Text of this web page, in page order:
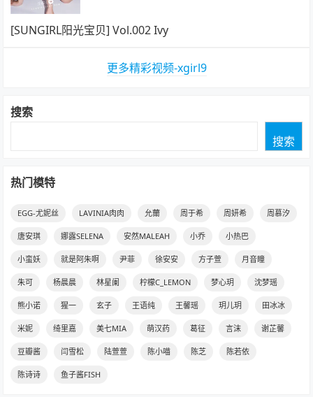
[SUNGIRL阳光宝贝] Vol.002 Ivy
更多精彩视频-xgirl9
搜索
搜索
热门模特
EGG-尤妮丝 LAVINIA肉肉 允薾 周于希 周妍希 周慕汐
唐安琪 娜露SELENA 安然MALEAH 小乔 小热巴
小蛮妖 就是阿朱啊 尹菲 徐安安 方子萱 月音瞳
朱可 杨晨晨 林星阑 柠檬C_LEMON 梦心玥 沈梦瑶
熊小诺 猩一 玄子 王语纯 王馨瑶 玥儿玥 田冰冰
米妮 绮里嘉 美七MIA 萌汉药 葛征 言沫 谢芷馨
豆瓣酱 闫雪松 陆萱萱 陈小喵 陈芝 陈若依
陈诗诗 鱼子酱FISH